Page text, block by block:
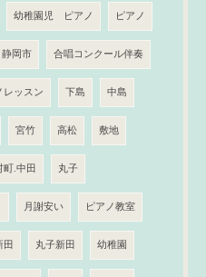
幼稚園児 ピアノ ピアノ
岡市 合唱コンクール伴奏
レッスン 下島 中島
宮竹 高松 敷地
町.中田 丸子
月謝安い ピアノ教室
田 丸子新田 幼稚園